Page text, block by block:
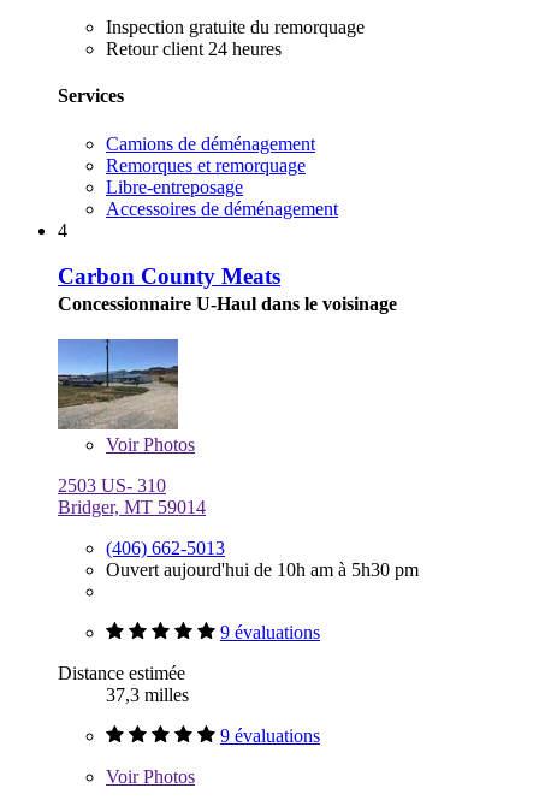
Inspection gratuite du remorquage
Retour client 24 heures
Services
Camions de déménagement
Remorques et remorquage
Libre-entreposage
Accessoires de déménagement
4
Carbon County Meats
Concessionnaire U-Haul dans le voisinage
VoirPhotos
2503 US- 310
Bridger, MT 59014
(406) 662-5013
Ouvert aujourd'hui de 10h am à 5h30 pm
9 évaluations
Distance estimée
37,3 milles
9 évaluations
VoirPhotos